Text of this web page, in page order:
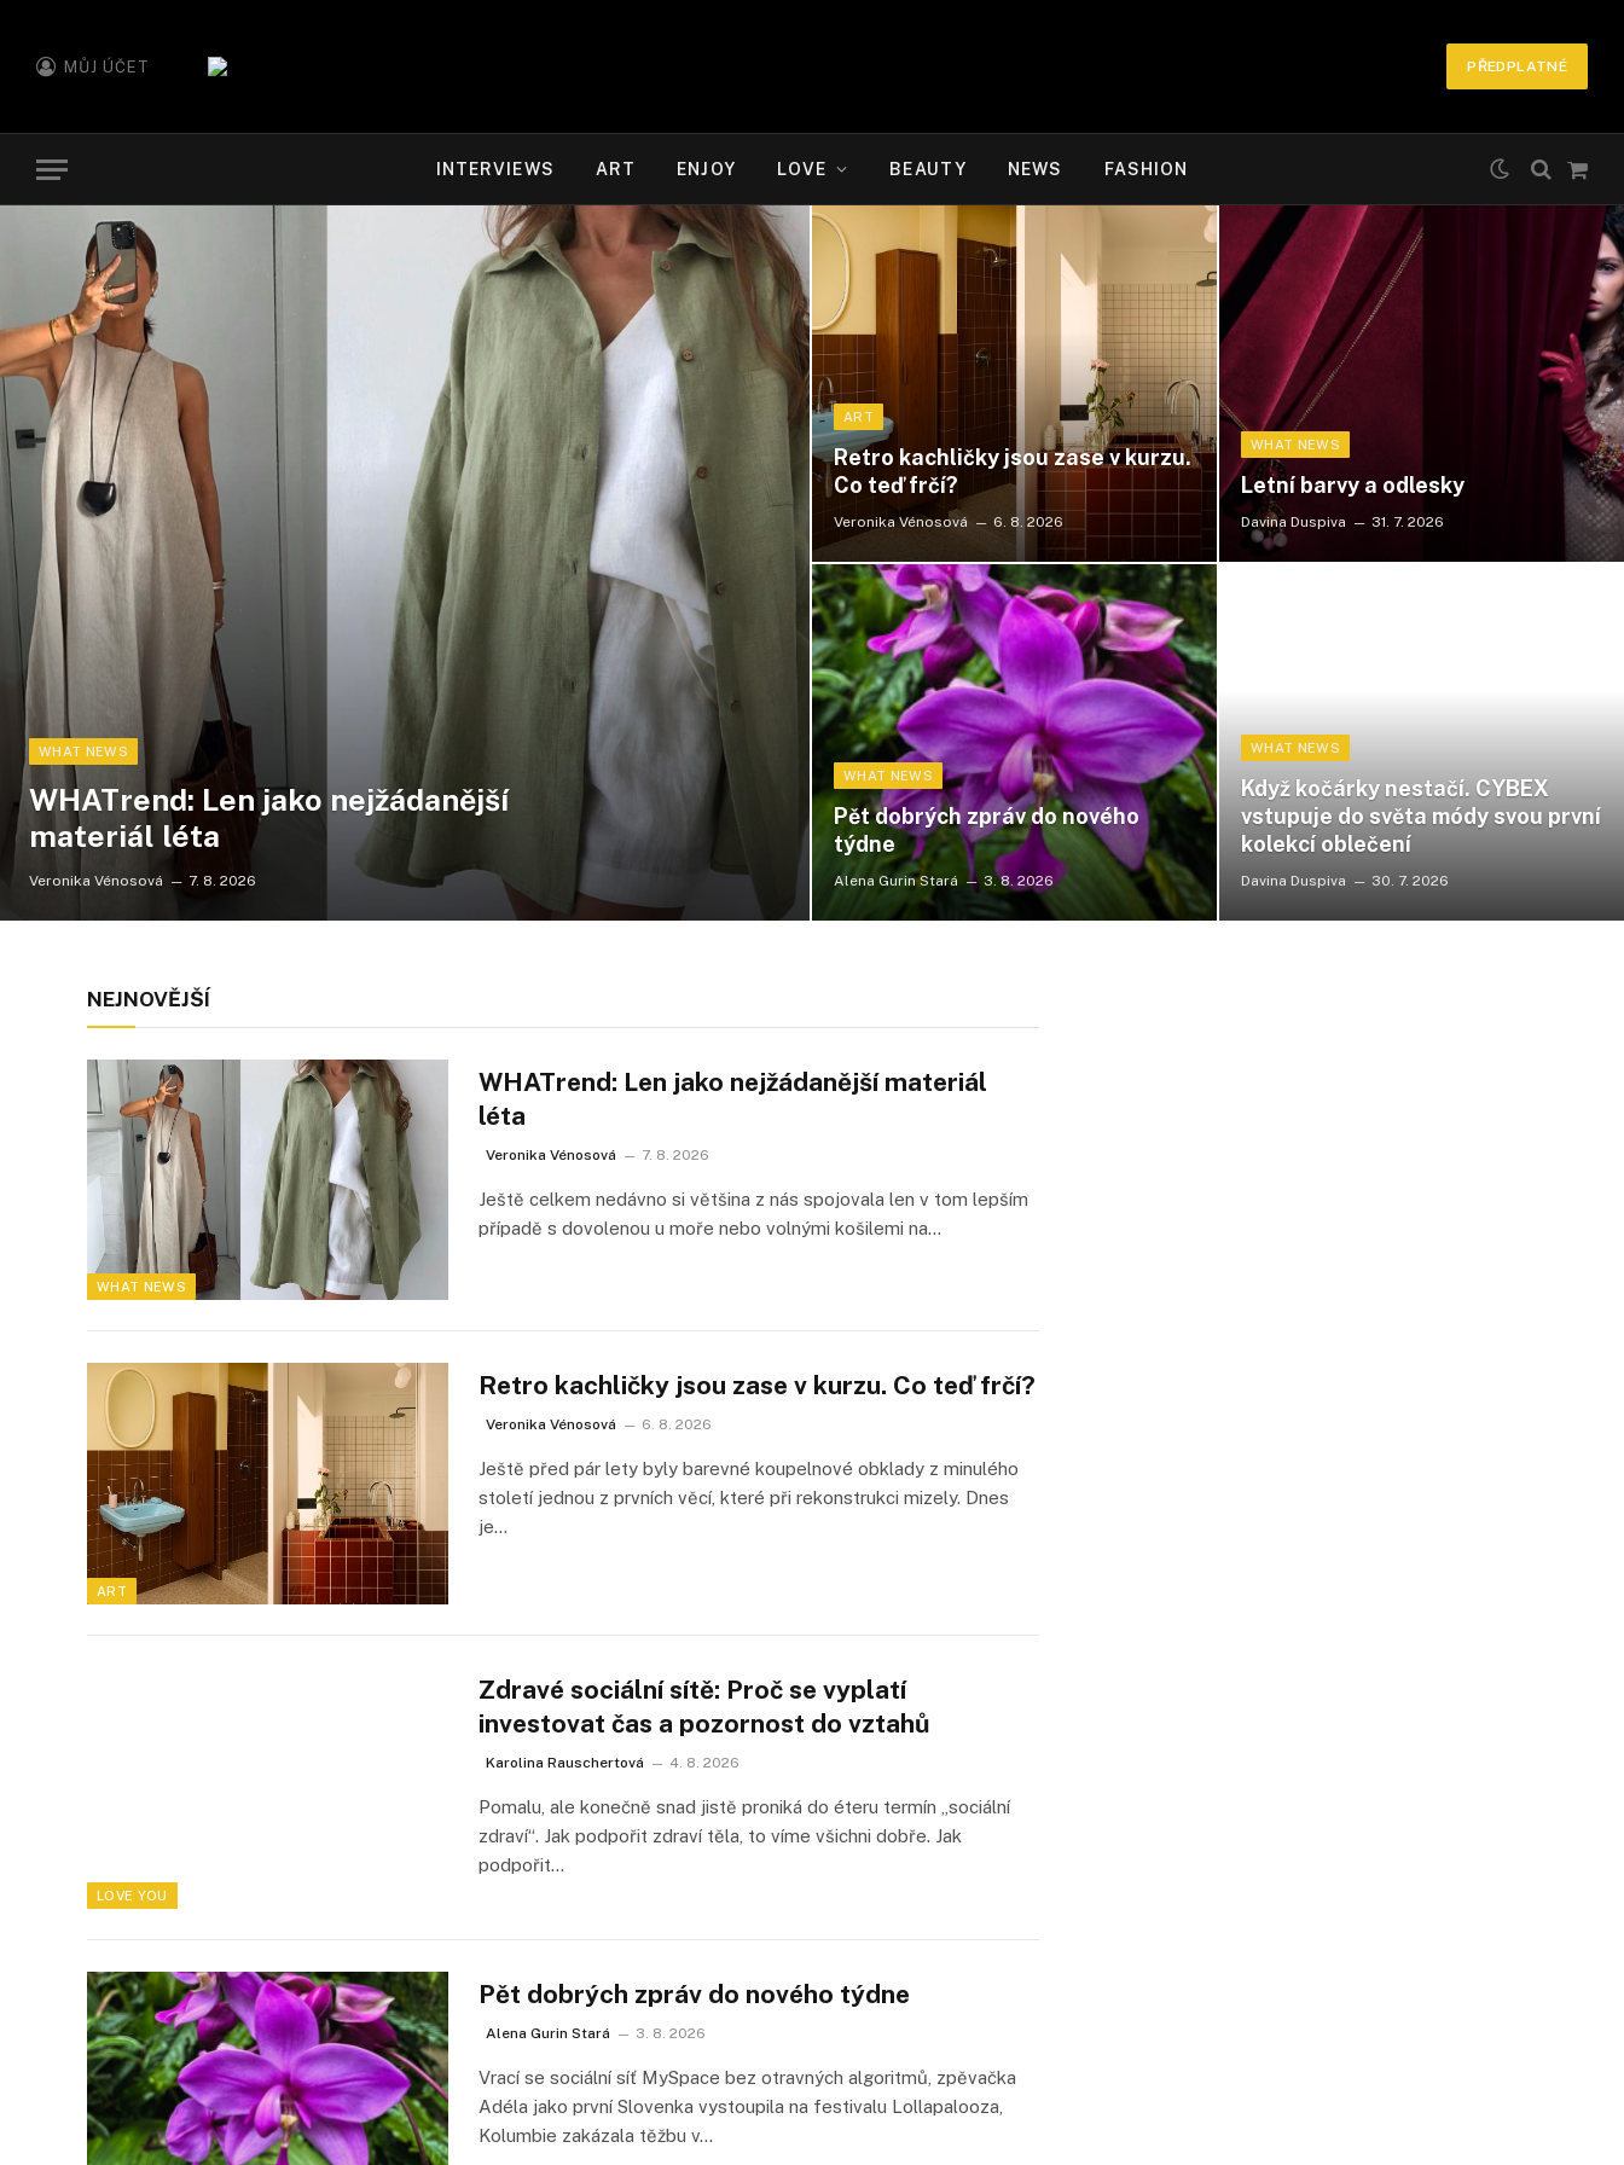
MŮJ ÚČET PŘEDPLATNÉ
INTERVIEWS ART ENJOY LOVE BEAUTY NEWS FASHION
košík
WHAT NEWS
WHATrend: Len jako nejžádanější
materiál léta
Veronika Vénosová 7. 8. 2026
ART
Retro kachličky jsou zase v kurzu.
Co teď frčí?
Veronika Vénosová 6. 8. 2026
WHAT NEWS
Pět dobrých zpráv do nového
týdne
Alena Gurin Stará 3. 8. 2026
WHAT NEWS
Letní barvy a odlesky
Davina Duspiva 31. 7. 2026
WHAT NEWS
Když kočárky nestačí. CYBEX
vstupuje do světa módy svou první
kolekcí oblečení
Davina Duspiva 30. 7. 2026
NEJNOVĚJŠÍ
WHAT NEWS
WHATrend: Len jako nejžádanější materiál
léta
Veronika Vénosová 7. 8. 2026
Ještě celkem nedávno si většina z nás spojovala len v tom lepším
případě s dovolenou u moře nebo volnými košilemi na…
ART
Retro kachličky jsou zase v kurzu. Co teď frčí?
Veronika Vénosová 6. 8. 2026
Ještě před pár lety byly barevné koupelnové obklady z minulého
století jednou z prvních věcí, které při rekonstrukci mizely. Dnes
je…
LOVE YOU
Zdravé sociální sítě: Proč se vyplatí
investovat čas a pozornost do vztahů
Karolina Rauschertová 4. 8. 2026
Pomalu, ale konečně snad jistě proniká do éteru termín „sociální
zdraví“. Jak podpořit zdraví těla, to víme všichni dobře. Jak
podpořit…
Pět dobrých zpráv do nového týdne
Alena Gurin Stará 3. 8. 2026
Vrací se sociální síť MySpace bez otravných algoritmů, zpěvačka
Adéla jako první Slovenka vystoupila na festivalu Lollapalooza,
Kolumbie zakázala těžbu v…